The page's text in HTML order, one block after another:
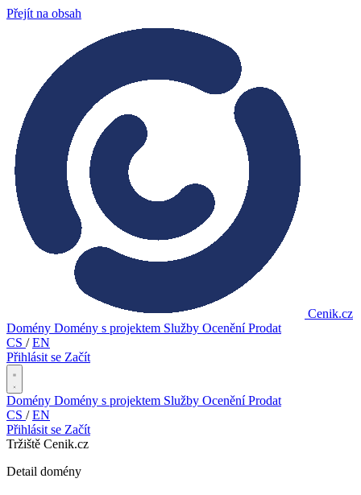
Přejít na obsah
Cenik.cz
Domény Domény s projektem Služby OceněníProdat
CS / EN
Přihlásit se Začít
Domény Domény s projektem Služby OceněníProdat
CS / EN
Přihlásit se Začít
Tržiště Cenik.cz
Detail domény